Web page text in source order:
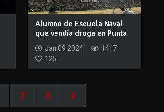
Alumno de Escuela Naval
que vendía droga en Punta
del Este f...
Jan 09 2024
1417
125
7 8